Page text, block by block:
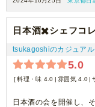
日本酒✖️シェフコレ
tsukagoshiのカジュアル
5.0
料理・味 4.0 雰囲気 4.0
日本酒の会を開催し、